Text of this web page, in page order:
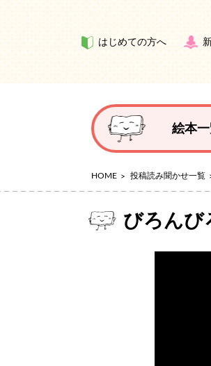
はじめての方へ
絵本
HOME 投稿読み聞かせ一覧
びろんび